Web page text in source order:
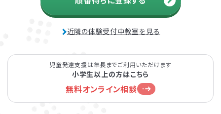
近隣の体験受付中教室を見る
児童発達支援は年長までご利用いただけます
小学生以上の方はこちら
無料オンライン相談